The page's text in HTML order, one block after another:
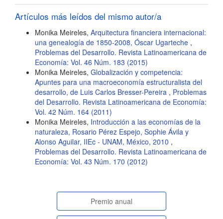
Artículos más leídos del mismo autor/a
Monika Meireles, Arquitectura financiera internacional:
una genealogía de 1850-2008, Óscar Ugarteche ,
Problemas del Desarrollo. Revista Latinoamericana de
Economía: Vol. 46 Núm. 183 (2015)
Monika Meireles, Globalización y competencia:
Apuntes para una macroeconomía estructuralista del
desarrollo, de Luis Carlos Bresser-Pereira , Problemas
del Desarrollo. Revista Latinoamericana de Economía:
Vol. 42 Núm. 164 (2011)
Monika Meireles, Introducción a las economías de la
naturaleza, Rosario Pérez Espejo, Sophie Ávila y
Alonso Aguilar, IIEc - UNAM, México, 2010 ,
Problemas del Desarrollo. Revista Latinoamericana de
Economía: Vol. 43 Núm. 170 (2012)
paginasespeciales
Premio anual